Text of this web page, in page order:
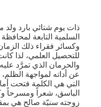
ذات يوم شتائي بارد
وكسائر فقراء ذلك
للتحصيل العلمي، لذا
والحرمان الذي تمرَّد
عن أداته لمواجهة
التي هي الكلمة فتحت
الباسق، شعراً ومسرحاً
زوجته سنيّة صالح هي